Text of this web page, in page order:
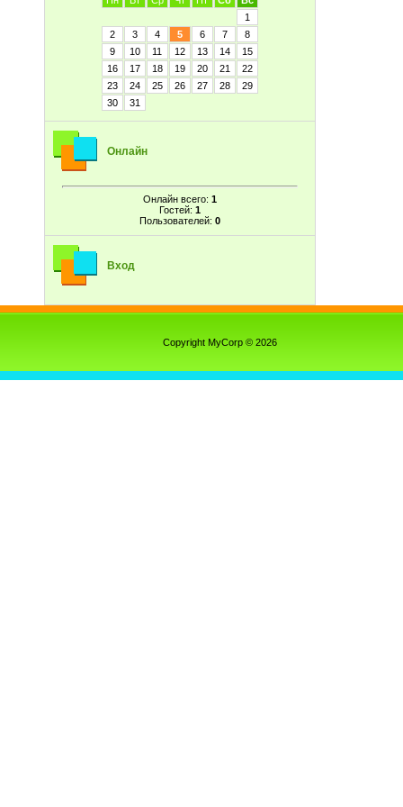
1
2
3 4 5 6 7
8
9
10 11 12 13 14
15
16
17 18 19 20 21
22
23
24 25 26 27 28
29
30
31
Онлайн
Онлайн всего: 1
Гостей: 1
Пользователей: 0
Вход
Copyright MyCorp © 2026